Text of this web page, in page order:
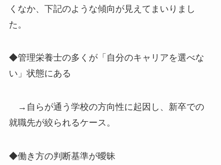
くなか、下記のような傾向が見えてまいりまし
た。
◆管理栄養士の多くが「自分のキャリアを選べな
い」状態にある
→自らが通う学校の方向性に起因し、新卒での
就職先が絞られるケース。
◆働き方の判断基準が曖昧